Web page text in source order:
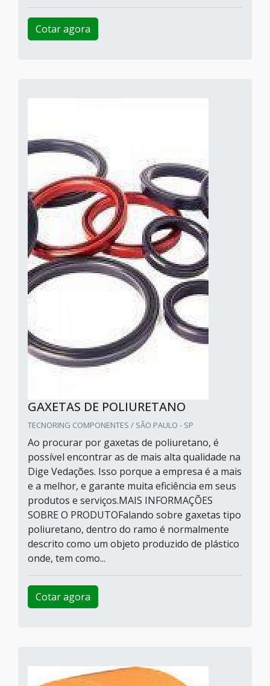
Cotar agora
GAXETAS DE POLIURETANO
TECNORING COMPONENTES / SÃO PAULO - SP
Ao procurar por gaxetas de poliuretano, é
possível encontrar as de mais alta qualidade na
Dige Vedações. Isso porque a empresa é a mais
e a melhor, e garante muita eficiência em seus
produtos e serviços.MAIS INFORMAÇÕES
SOBRE O PRODUTOFalando sobre gaxetas tipo
poliuretano, dentro do ramo é normalmente
descrito como um objeto produzido de plástico
onde, tem como...
Cotar agora